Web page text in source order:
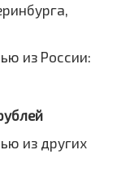
из России:
из других